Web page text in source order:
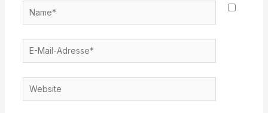
Name*
E-
Mail-
Adresse*
Website